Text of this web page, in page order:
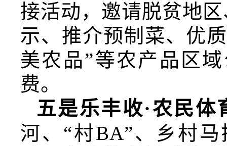
接活动，邀请脱贫地
示、推介预制菜、优
美农品”等农产品区
费。
五是乐丰收·农民体
河、“村BA”、乡村